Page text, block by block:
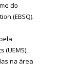
do
(EBSQ).
(UEMS),
na área